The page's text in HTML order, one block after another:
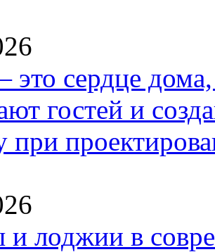
сердце дома,
гостей и
при
и лоджии в